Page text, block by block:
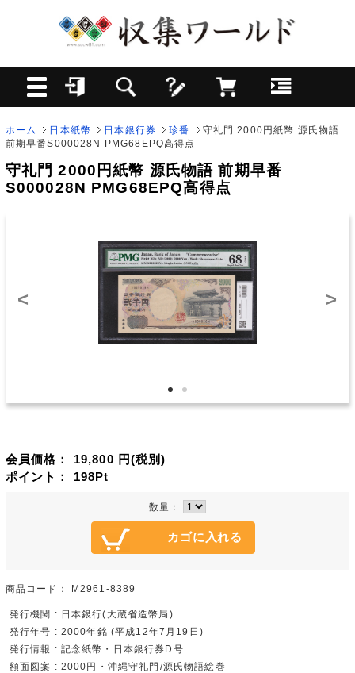
ホーム 日本紙幣 日本銀行券 珍番
守礼門 2000円紙幣 源氏物語
前期早番S000028N PMG68EPQ高得点
守礼門 2000円紙幣 源氏物語 前期早番
S000028N PMG68EPQ高得点
< >
会員価格： 19,800 円(税別)
ポイント： 198Pt
数量：
商品コード： M2961-8389
発行機関 : 日本銀行(大蔵省造幣局)
発行年号 : 2000年銘 (平成12年7月19日)
発行情報 : 記念紙幣・日本銀行券D号
額面図案 : 2000円・沖縄守礼門/源氏物語絵巻